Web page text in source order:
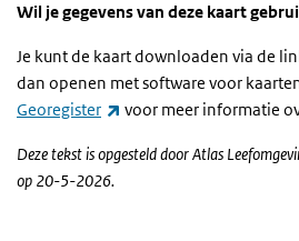
Wil je gegevens van deze kaart
Je kunt de kaart downloaden via de
dan openen met software voor
Georegister
(externe link)
voor meer informatie
Dezetekst is opgesteld door Atlas
op 20-5-2026.